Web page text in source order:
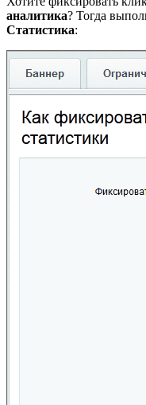
аналитика? Тогда
Статистика: